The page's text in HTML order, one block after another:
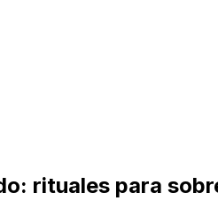
rituales para